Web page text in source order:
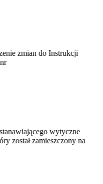
zmian do Instrukcji
wytyczne
został zamieszczony na